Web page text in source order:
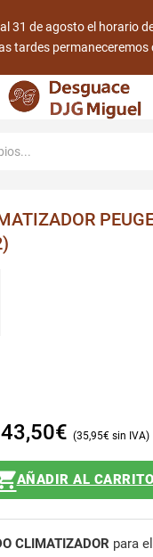
31 de agosto el horario
tardes permaneceremos
43,50€ 35,95€
AÑADIR AL CARRITO
CLIMATIZADOR para